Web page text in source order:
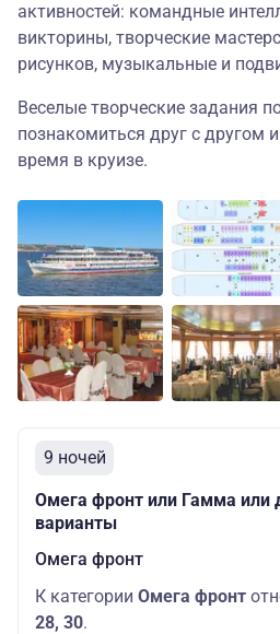
активностей: командные
викторины, творческие
рисунков, музыкальные и
Веселые творческие задания
познакомиться друг с другом
время в круизе.
9 ночей
Омега фронт или Гамма или
варианты
Омега фронт
К категории Омега фронт
28, 30.